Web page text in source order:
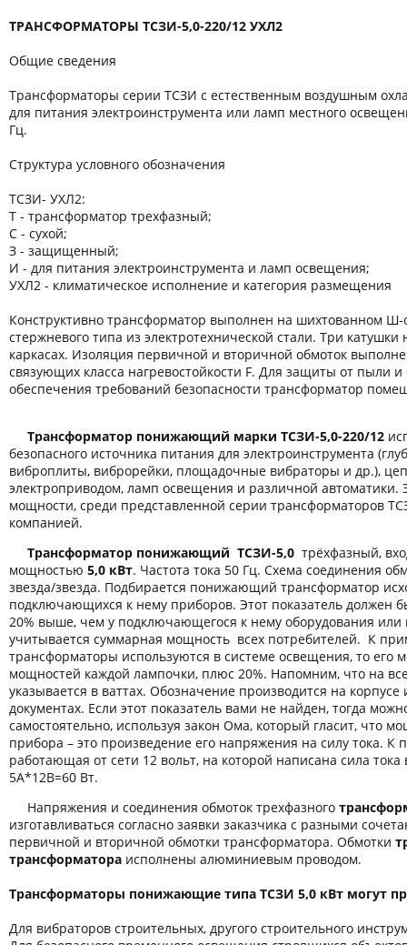
ТРАНСФОРМАТОРЫ ТСЗИ-5,0-220/12 УХЛ2
Общие сведения
Трансформаторы серии ТСЗИ с естественным воздушным
для питания электроинструмента или ламп местного
Гц.
Структура условного обозначения
ТСЗИ- УХЛ2:
Т - трансформатор трехфазный;
С - сухой;
З - защищенный;
И - для питания электроинструмента и ламп освещения;
УХЛ2 - климатическое исполнение и категория размещения
Конструктивно трансформатор выполнен на шихтованном Ш-
стержневого типа из электротехнической стали. Три
каркасах. Изоляция первичной и вторичной обмоток
связующих класса нагревостойкости F. Для защиты от пыли и
обеспечения требований безопасности трансформатор
Трансформатор понижающий марки ТСЗИ-5,0-220/12
безопасного источника питания для электроинструмента
виброплиты, виброрейки, площадочные вибраторы и др.),
электроприводом, ламп освещения и различной автоматики.
мощности, среди представленной серии трансформаторов
компанией.
Трансформатор понижающий ТСЗИ-5,0 трёхфазный,
мощностью 5,0 кВт. Частота тока 50 Гц. Схема соединения
звезда/звезда. Подбирается понижающий трансформатор
подключающихся к нему приборов. Этот показатель должен
20% выше, чем у подключающегося к нему оборудования или
учитывается суммарная мощность всех потребителей. К
трансформаторы используются в системе освещения, то его
мощностей каждой лампочки, плюс 20%. Напомним, что на
указывается в ваттах. Обозначение производится на
документах. Если этот показатель вами не найден, тогда
самостоятельно, используя закон Ома, который гласит, что
прибора – это произведение его напряжения на силу тока. К
работающая от сети 12 вольт, на которой написана сила
5А*12В=60 Вт.
Напряжения и соединения обмоток трехфазного
изготавливаться согласно заявки заказчика с разными
первичной и вторичной обмотки трансформатора. Обмотки
трансформатора исполнены алюминиевым проводом.
Трансформаторы понижающие типа ТСЗИ 5,0 кВт могут
Для вибраторов строительных, другого строительного